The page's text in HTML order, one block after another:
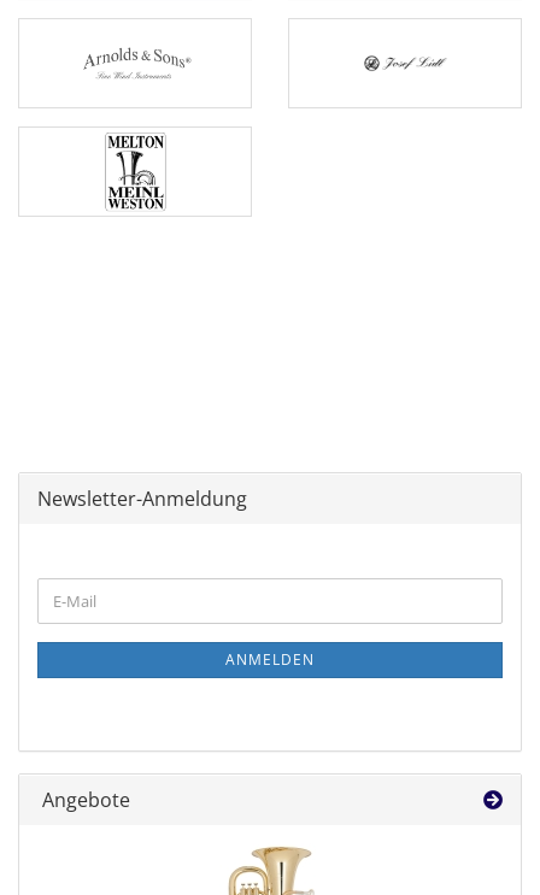
Newsletter-Anmeldung
ZUR
NEWSLETTER-
E-
Mail
ANMELDEN
Angebote